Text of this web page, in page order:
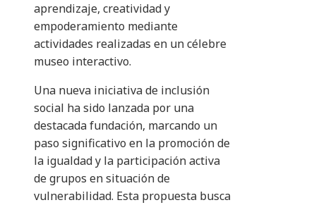
aprendizaje, creatividad y
empoderamiento mediante
actividades realizadas en un célebre
museo interactivo.
Una nueva iniciativa de inclusión
social ha sido lanzada por una
destacada fundación, marcando un
paso significativo en la promoción de
la igualdad y la participación activa
de grupos en situación de
vulnerabilidad. Esta propuesta busca